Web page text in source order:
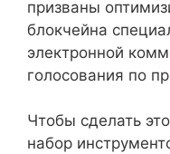
призваны
блокчейна
электронной
голосования по
Чтобы сделать
набор